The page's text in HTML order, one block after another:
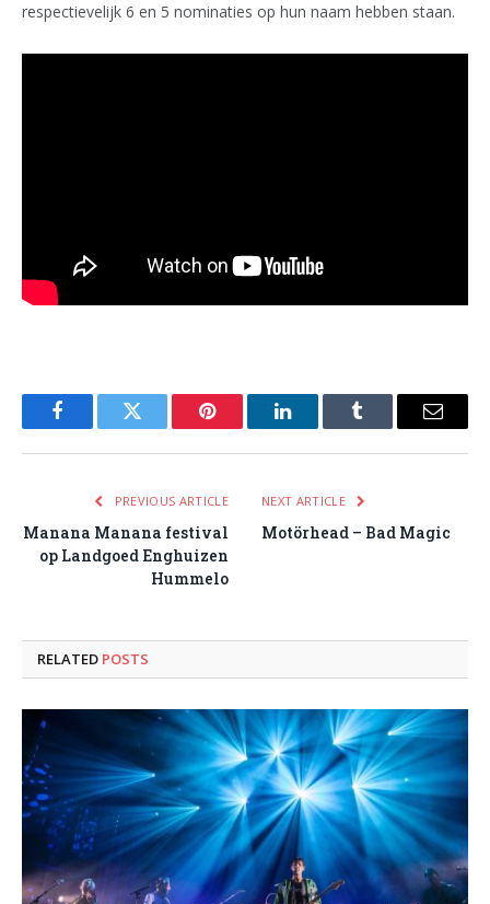
respectievelijk 6 en 5 nominaties op hun naam hebben staan.
FacebookTwitter Pinterest LinkedInTumblr Email
PREVIOUS ARTICLE
Manana Manana festival
op Landgoed Enghuizen
Hummelo
NEXT ARTICLE
Motörhead – Bad Magic
RELATED POSTS